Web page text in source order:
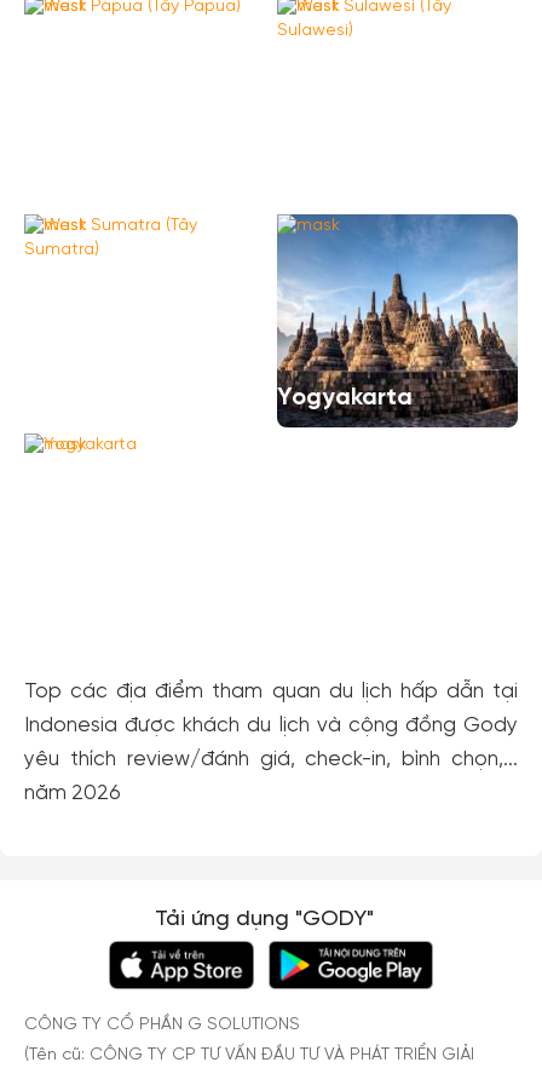
Yogyakarta
Top các địa điểm tham quan du lịch hấp dẫn tại
Indonesia được khách du lịch và cộng đồng Gody
yêu thích review/đánh giá, check-in, bình chọn,...
năm 2026
Tải ứng dụng "GODY"
CÔNG TY CỔ PHẦN G SOLUTIONS
(Tên cũ: CÔNG TY CP TƯ VẤN ĐẦU TƯ VÀ PHÁT TRIỂN GIẢI